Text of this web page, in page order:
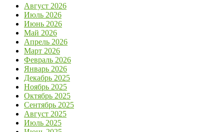
Август 2026
Июль 2026
Июнь 2026
Май 2026
Апрель 2026
Март 2026
Февраль 2026
Январь 2026
Декабрь 2025
Ноябрь 2025
Октябрь 2025
Сентябрь 2025
Август 2025
Июль 2025